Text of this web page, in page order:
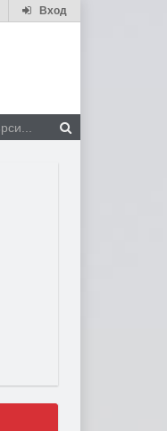
Вход